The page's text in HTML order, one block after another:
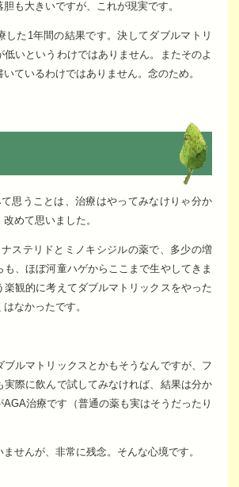
も大きいですが、これが現実です。
た1年間の結果です。決してダブルマトリ
低いというわけではありません。またそのよ
ているわけではありません。念のため。
思うことは、治療はやってみなけりゃ分か
めて思いました。
ステリドとミノキシジルの薬で、多少の増
も、ほぼ河童ハゲからここまで生やしてきま
楽観的に考えてダブルマトリックスをやった
なかったです。
ブルマトリックスとかもそうなんですが、フ
実際に飲んで試してみなければ、結果は分か
AGA治療です（普通の薬も実はそうだったり
せんが、非常に残念。そんな心境です。